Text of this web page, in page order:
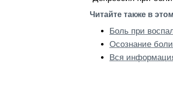
Читайте также в
Боль при
Осознание
Вся